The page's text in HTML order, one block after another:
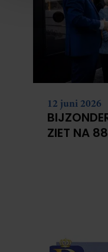
personaliseren, om
en om ons
informatie over uw
partners voor social
partners kunnen deze
informatie die u aan
gaat akkoord met
gebruiken.
12 juni 2026
ZIET NA